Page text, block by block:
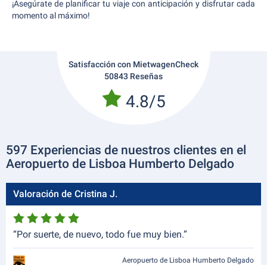
¡Asegúrate de planificar tu viaje con anticipación y disfrutar cada
momento al máximo!
Satisfacción con MietwagenCheck
50843 Reseñas
4.8/5
597 Experiencias de nuestros clientes en el
Aeropuerto de Lisboa Humberto Delgado
Valoración de Cristina J.
“Por suerte, de nuevo, todo fue muy bien.”
Aeropuerto de Lisboa Humberto Delgado